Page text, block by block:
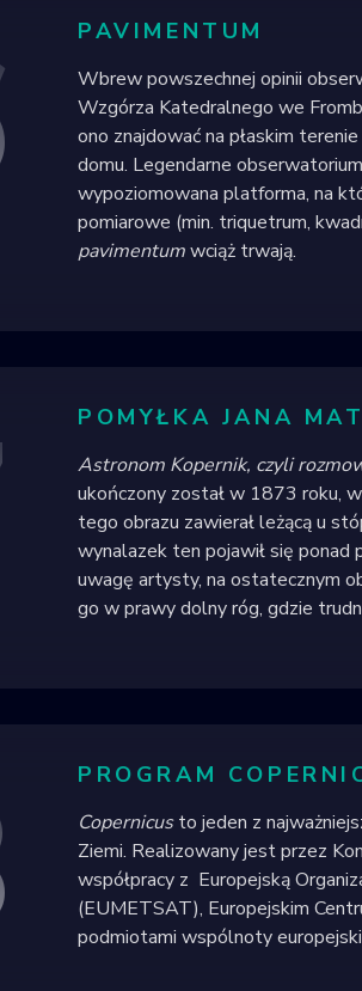
PAVIMENTUM
Wbrew powszechnej opinii
Wzgórza Katedralnego we
ono znajdować na płaskim
domu. Legendarne
wypoziomowana platforma, na
pomiarowe (min. triquetrum,
pavimentumwciąż trwają.
POMYŁKA JANA
Astronom Kopernik, czyli
ukończony został w 1873 roku,
tego obrazu zawierał leżącą u
wynalazek ten pojawił się ponad
uwagę artysty, na ostatecznym
go w prawy dolny róg, gdzie
PROGRAM
Copernicusto jeden z
Ziemi. Realizowany jest przez
współpracy z Europejską
(EUMETSAT), Europejskim
podmiotami wspólnoty